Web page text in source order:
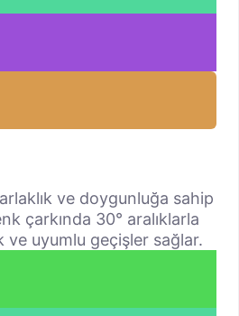
ve doygunluğa sahip
çarkında 30° aralıklarla
ve uyumlu geçişler sağlar.